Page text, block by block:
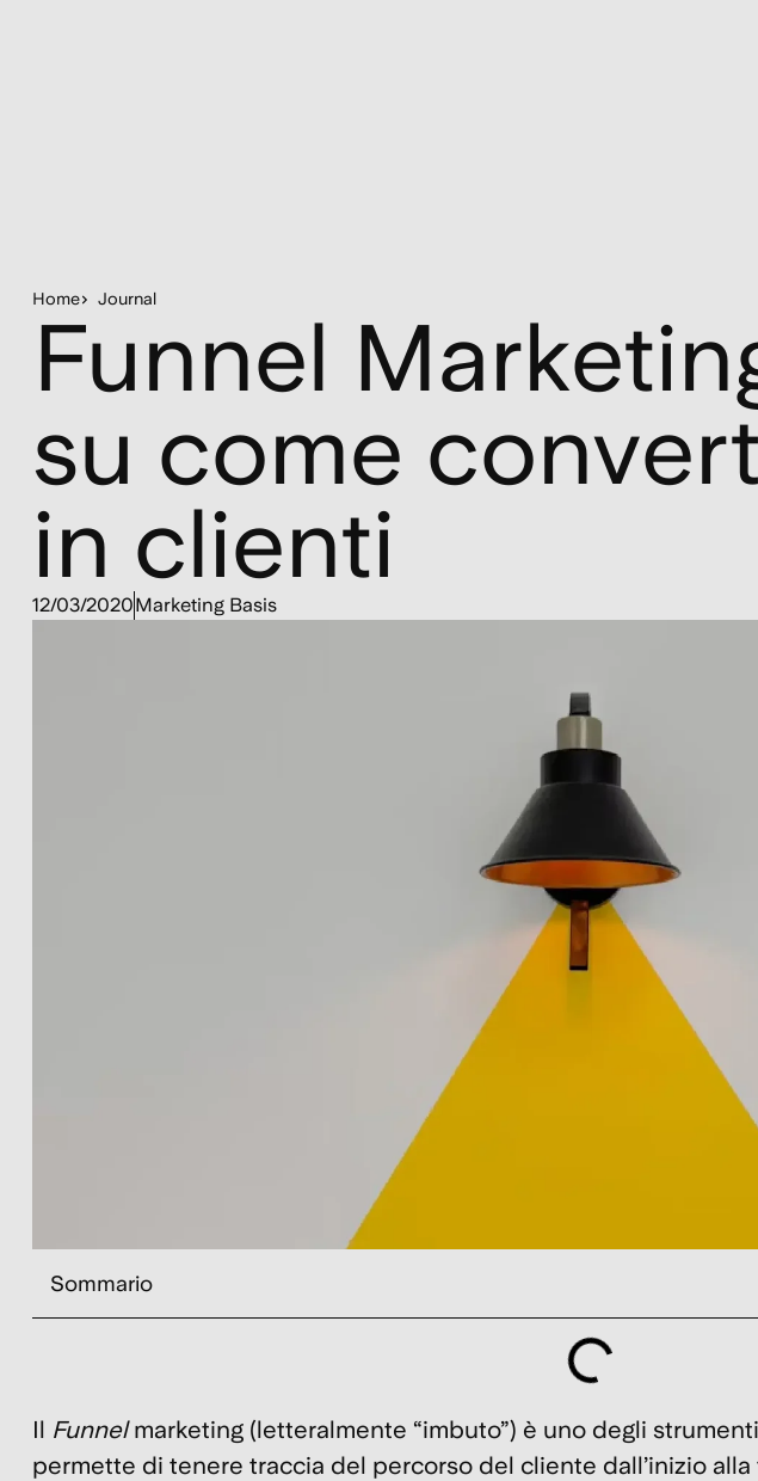
Home Journal
Funnel
su come
in clienti
12/03/2020Marketing Basis
Sommario
Il Funnelmarketing (letteralmente “imbuto”) è uno degli
permette di tenere traccia del percorso del cliente dall’inizio alla